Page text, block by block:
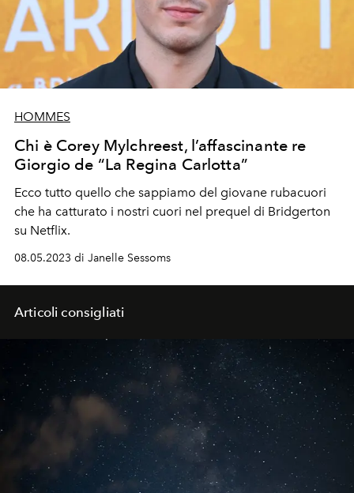
HOMMES
Chi è Corey Mylchreest, l’affascinante re
Giorgio de “La Regina Carlotta”
Ecco tutto quello che sappiamo del giovane rubacuori
che ha catturato i nostri cuori nel prequel di Bridgerton
su Netflix.
08.05.2023 di Janelle Sessoms
Articoli consigliati